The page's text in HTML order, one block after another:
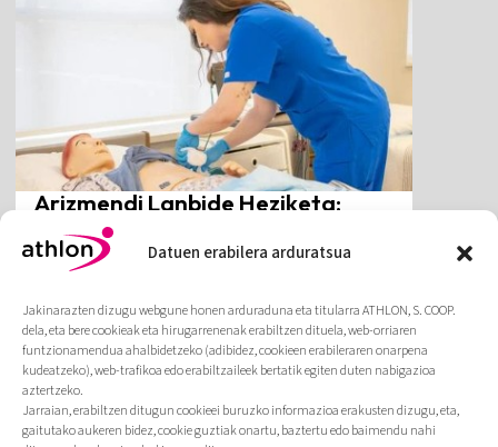
Datuen erabilera arduratsua
Jakinarazten dizugu webgune honen arduraduna eta titularra ATHLON, S. COOP.
dela, eta bere cookieak eta hirugarrenenak erabiltzen dituela, web-orriaren
funtzionamendua ahalbidetzeko (adibidez, cookieen erabileraren onarpena
kudeatzeko), web-trafikoa edo erabiltzaileek bertatik egiten duten nabigazioa
aztertzeko.
Jarraian, erabiltzen ditugun cookieei buruzko informazioa erakusten dizugu, eta,
gaitutako aukeren bidez, cookie guztiak onartu, baztertu edo baimendu nahi
Arizmendi Lanbide Heziketa:
Erizaintzako Laguntzaile
zikloaren diseinua eta
inplementazioa
Gehiago